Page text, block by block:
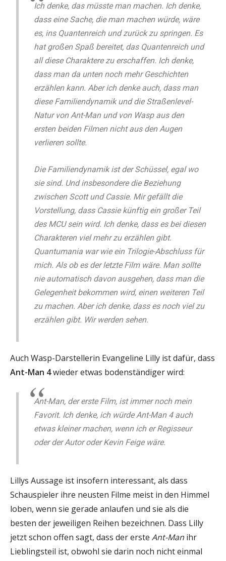
Ich denke, das müsste man machen. Ich denke,
dass eine Sache, die man machen würde, wäre
es, ins Quantenreich und zurück zu springen. Es
hat großen Spaß bereitet, das Quantenreich und
all diese Charaktere zu erschaffen. Ich denke,
dass man da unten noch mehr Geschichten
erzählen kann. Aber ich denke auch, dass man
diese Familiendynamik und die Straßenlevel-
Natur von Ant-Man und von Wasp aus den
ersten beiden Filmen nicht aus den Augen
verlieren sollte.
Die Familiendynamik ist der Schüssel, egal wo
sie sind. Und insbesondere die Beziehung
zwischen Scott und Cassie. Mir gefällt die
Vorstellung, dass Cassie künftig ein großer Teil
des MCU sein wird. Ich denke, dass es bei diesen
Charakteren viel mehr zu erzählen gibt.
Quantumania war wie ein Trilogie-Abschluss für
mich. Als ob es der letzte Film wäre. Man sollte
nie automatisch davon ausgehen, dass man die
Gelegenheit bekommen wird, einen weiteren Teil
zu machen. Aber ich denke, dass es noch viel zu
erzählen gibt. Wir werden sehen.
Auch Wasp-Darstellerin Evangeline Lilly ist dafür, dass
Ant-Man 4wieder etwas bodenständiger wird:
Ant-Man, der erste Film, ist immer noch mein
Favorit. Ich denke, ich würde Ant-Man 4 auch
etwas kleiner machen, wenn ich er Regisseur
oder der Autor oder Kevin Feige wäre.
Lillys Aussage ist insofern interessant, als dass
Schauspieler ihre neusten Filme meist in den Himmel
loben, wenn sie gerade anlaufen und sie als die
besten der jeweiligen Reihen bezeichnen. Dass Lilly
jetzt schon offen sagt, dass der erste Ant-Man ihr
Lieblingsteil ist, obwohl sie darin noch nicht einmal